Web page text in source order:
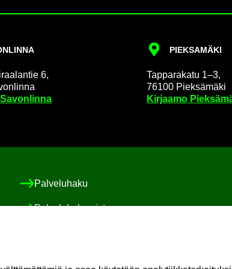
6,
PIEK­SA­MÄ­KI
Tap­pa­ra­ka­tu 1–3,
76100 Piek­sä­mä­ki
Kir­jaa­mo
Pal­ve­lu­ha­ku
Pal­ve­lu­ha­ke­mis­to